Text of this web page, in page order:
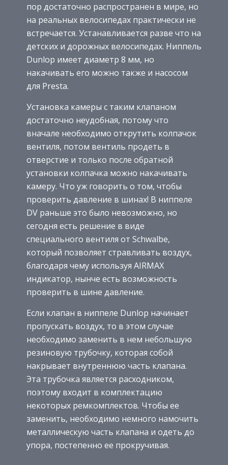
пор достаточно распространен в мире, но
на реальных велосипедах практически не
встречается. Устанавливается разве что на
детских и дорожных велосипедах. Ниппель
Dunlop имеет диаметр 8 мм, но
накачивать его можно также и насосом
для Presta.
Установка камеры с таким клапаном
достаточно неудобная, потому что
вначале необходимо открутить колпачок
вентиля, потом вентиль продеть в
отверстие и только после обратной
установки колпачка можно накачивать
камеру. Что уж говорить о том, чтобы
проверить давление в шинах! В ниппеле
DV раньше это было невозможно, но
сегодня есть решение в виде
специального вентиля от Schwalbe,
который позволяет стравливать воздух,
благодаря чему используя AIRMAX
индикатор, нынче есть возможность
проверить в шине давление.
Если клапан в ниппеле Dunlop начинает
пропускать воздух, то в этом случае
необходимо заменить в нем небольшую
резиновую трубочку, которая собой
накрывает внутреннюю часть клапана.
Эта трубочка является расходником,
поэтому входит в комплектацию
некоторых ремкомплектов. Чтобы ее
заменить, необходимо немного намочить
металлическую часть клапана и одеть до
упора, постепенно ее прокручивая.